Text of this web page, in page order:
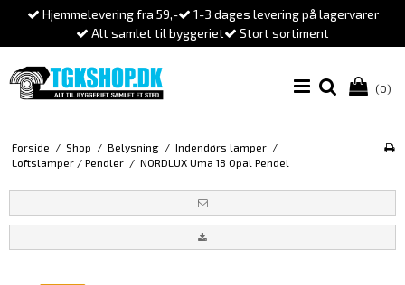
Hjemmelevering fra 59,-
1-3 dages levering på lagervarer
Alt samlet til byggeriet
Stort sortiment
(0)
Forside / Shop / Belysning / Indendørs lamper /
Loftslamper / Pendler / NORDLUX Uma 18 Opal Pendel